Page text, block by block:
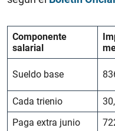
Componente
salarial
Sueldo base
Cada trienio
Paga extra junio